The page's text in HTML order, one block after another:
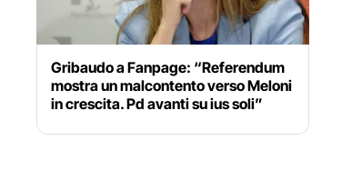
Gribaudo a Fanpage: “Referendum
mostra un malcontento verso Meloni
in crescita. Pd avanti su ius soli”